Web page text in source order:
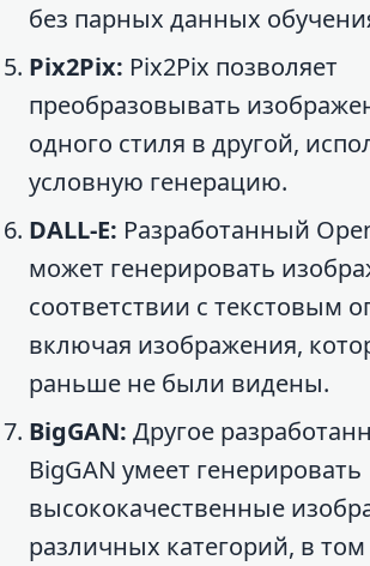
без парных данных
Pix2Pix: Pix2Pix позволяет
преобразовывать
одного стиля в другой,
условную генерацию.
DALL-E: Разработанный
может генерировать
соответствии с текстовым
включая изображения,
раньше не были видены.
BigGAN: Другое
BigGAN умеет генерировать
высококачественные
различных категорий, в